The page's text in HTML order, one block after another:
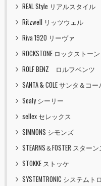
REAL Style リアルスタイル
Ritzwell リッツウェル
Riva 1920 リーヴァ
ROCKSTONE ロックストーン
ROLF BENZ ロルフベンツ
SANTA & COLE サンタ＆コー
Sealy シーリー
sellex セレックス
SIMMONS シモンズ
STEARNS＆FOSTER スター
STOKKE ストッケ
SYSTEMTRONIC システムト